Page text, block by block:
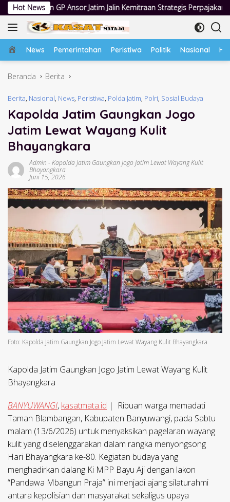
Langsung
ke
konten
Hot News
Jatim Jalin Kemitraan Strategis Perpajakan Jumat Berkah
Home
News Pemerintahan Peristiwa Politik Nasional
Beranda Berita
Berita, Nasional, News, Peristiwa, Polda Jatim, Polri, Sosial Budaya
Kapolda Jatim Gaungkan Jogo
Jatim Lewat Wayang Kulit
Bhayangkara
Admin -Kapolda Jatim Gaungkan Jogo Jatim Lewat Wayang Kulit
Bhayangkara
Juni 15, 2026
Foto: Kapolda Jatim Gaungkan Jogo Jatim Lewat Wayang Kulit Bhayangkara
Kapolda Jatim Gaungkan Jogo Jatim Lewat Wayang Kulit
Bhayangkara
BANYUWANGI, kasatmata.id | Ribuan warga memadati
Taman Blambangan, Kabupaten Banyuwangi, pada Sabtu
malam (13/6/2026) untuk menyaksikan pagelaran wayang
kulit yang diselenggarakan dalam rangka menyongsong
Hari Bhayangkara ke-80. Kegiatan budaya yang
menghadirkan dalang Ki MPP Bayu Aji dengan lakon
“Pandawa Mbangun Praja” ini menjadi ajang silaturahmi
antara kepolisian dan masyarakat sekaligus upaya